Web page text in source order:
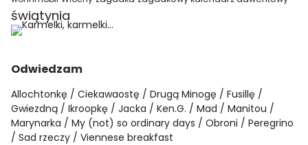
świątynia
Odwiedzam
Allochtonkę Ciekawaostę Drugą Minogę
Fusillę
Gwiezdną
Ikroopkę Jacka Ken.G. Mad
Manitou
Marynarka
My (not) so ordinary days Obroni
Peregrino
Sad rzeczy
Viennese breakfast